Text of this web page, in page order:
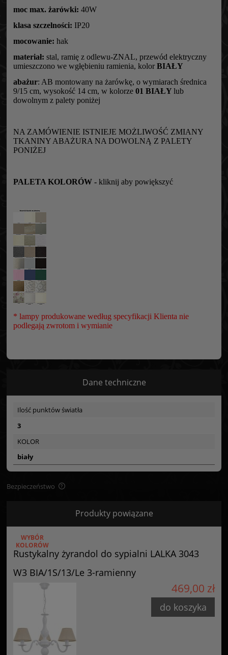
moc max. żarówki: 40W
klasa szczelności: IP20
mocowanie: hak
materiał: stal, ramię z odlewu-ZNAL, przewód elektryczny
umieszczono we wgłębieniu ramienia, kolor BIAŁY
abażur: AB montowany na żarówkę, o wymiarach średnica
9/15 cm, wysokość 14 cm, w kolorze 01 BIAŁY lub
dowolnym z palety poniżej
NA ZAMÓWIENIE ISTNIEJE MOŻLIWOŚĆ ZMIANY
TKANINY ABAŻURA NA DOWOLNĄ Z PALETY
PONIŻEJ
PALETA KOLORÓW - kliknij aby powiększyć
* lampy produkowane według specyfikacji Klienta nie
podlegają zwrotom i wymianie
Dane techniczne
Ilość punktów światła
3
KOLOR
biały
Bezpieczeństwo
Certyfikaty i ostrzeżenie bezpieczeństwa
Posiada oznaczenie CE (zgodność z normami UE).
Starzyńskiego 6
info@goldsun-lampy.pl
Produkty powiązane
Rustykalny żyrandol do sypialni LALKA 3043
W3 BIA/1S/13/Le 3-ramienny
WYBÓR
KOLORÓW
469,00 zł
do koszyka